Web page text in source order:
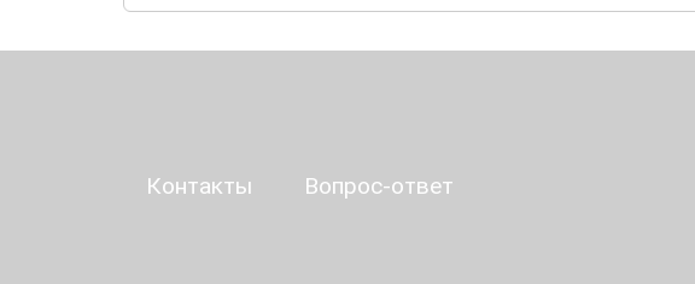
Контакты Вопрос-ответ